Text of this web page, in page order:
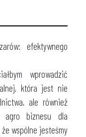
efektywnego
wprowadzić
która jest nie
ale również
agro biznesu dla
wspólne jesteśmy